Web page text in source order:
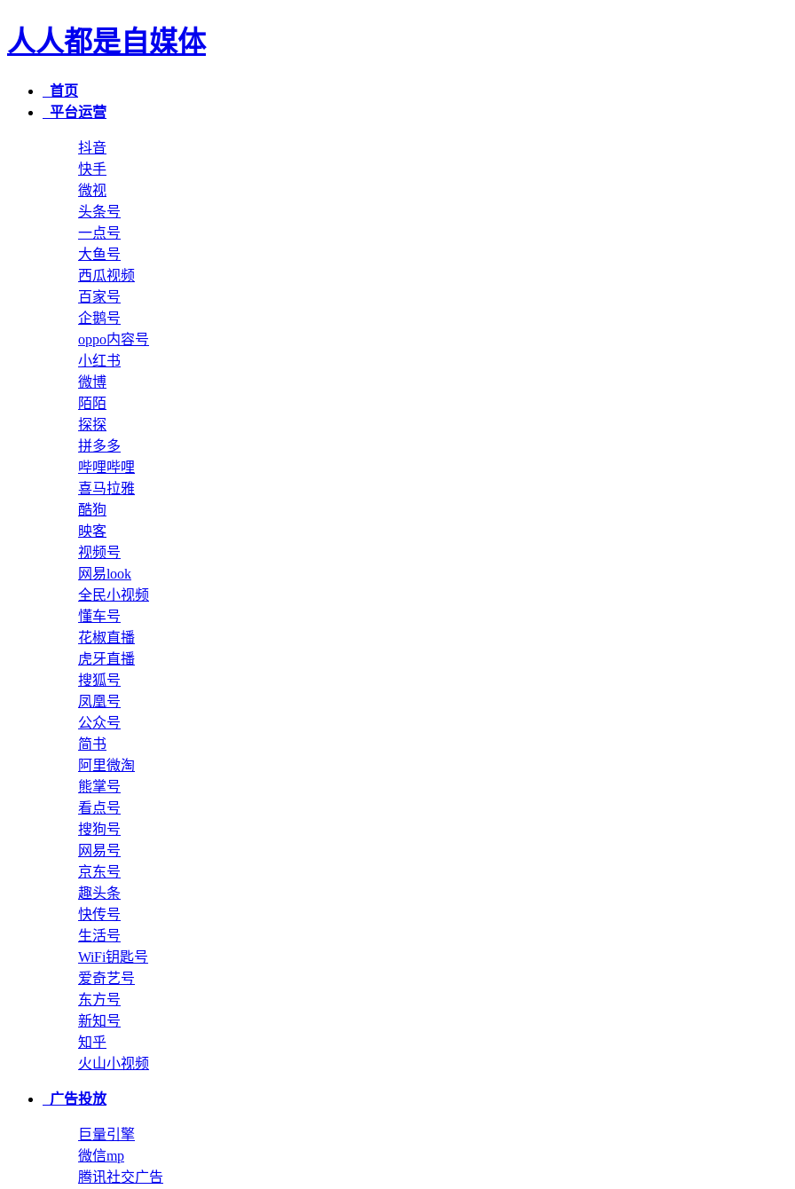
人人都是自媒体
首页
平台运营
抖音
快手
微视
头条号
一点号
大鱼号
西瓜视频
百家号
企鹅号
oppo内容号
小红书
微博
陌陌
探探
拼多多
哔哩哔哩
喜马拉雅
酷狗
映客
视频号
网易look
全民小视频
懂车号
花椒直播
虎牙直播
搜狐号
凤凰号
公众号
简书
阿里微淘
熊掌号
看点号
搜狗号
网易号
京东号
趣头条
快传号
生活号
WiFi钥匙号
爱奇艺号
东方号
新知号
知乎
火山小视频
广告投放
巨量引擎
微信mp
腾讯社交广告